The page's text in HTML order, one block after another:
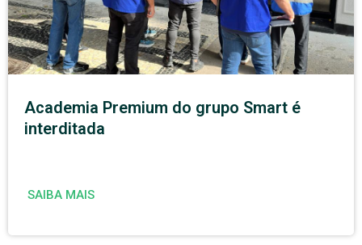
Academia Premium do grupo Smart é
interditada
SAIBA MAIS